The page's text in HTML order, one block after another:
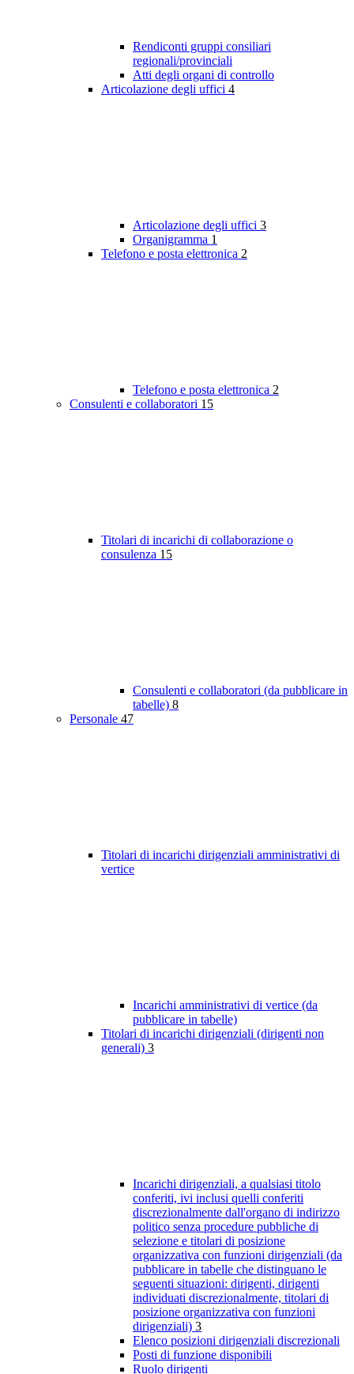
Rendiconti gruppi consiliari
regionali/provinciali
Atti degli organi di controllo
Articolazione degli uffici 4
Articolazione degli uffici 3
Organigramma 1
Telefono e posta elettronica 2
Telefono e posta elettronica 2
Consulenti e collaboratori 15
Titolari di incarichi di collaborazione o
consulenza 15
Consulenti e collaboratori (da pubblicare in
tabelle) 8
Personale 47
Titolari di incarichi dirigenziali amministrativi di
vertice
Incarichi amministrativi di vertice (da
pubblicare in tabelle)
Titolari di incarichi dirigenziali (dirigenti non
generali) 3
Incarichi dirigenziali, a qualsiasi titolo
conferiti, ivi inclusi quelli conferiti
discrezionalmente dall'organo di indirizzo
politico senza procedure pubbliche di
selezione e titolari di posizione
organizzativa con funzioni dirigenziali (da
pubblicare in tabelle che distinguano le
seguenti situazioni: dirigenti, dirigenti
individuati discrezionalmente, titolari di
posizione organizzativa con funzioni
dirigenziali) 3
Elenco posizioni dirigenziali discrezionali
Posti di funzione disponibili
Ruolo dirigenti